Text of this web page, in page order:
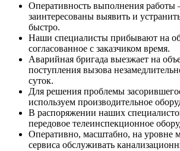
Оперативность выполнения работы
заинтересованы выявить и
быстро.
Наши специалисты прибывают на
согласованное с заказчиком время.
Аварийная бригада выезжает на
поступления вызова
суток.
Для решения проблемы
используем производительное
В распоряжении наших
передовое телеинспекционное
Оперативно, масштабно, на уровне
сервиса обслуживать